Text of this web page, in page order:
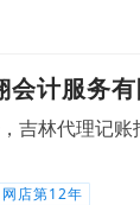
会计服务
吉林代理记
网店第12年